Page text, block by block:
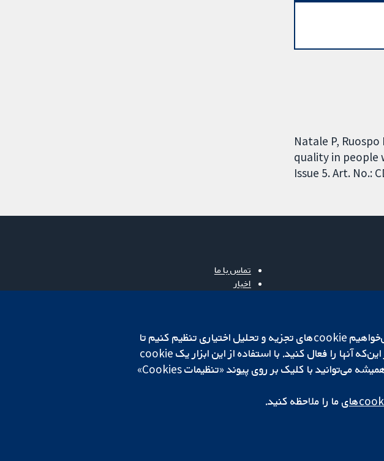
Natale P,
quality in people
Issue 5. Art. No.:
تماس با ما
اخبار
Cochrane Library
ما برای کارکردن وب‌گاه از cookie‌های لازم استفاده می‌کنیم. ما همچنین می‌خواهیم cookie‌های تجزیه و تحلیل اختیاری تنظیم کنیم تا
روی دستگاه شما تنظیم می‌شود تا تنظیمات منتخب شما را به خاطر بسپارد. همیشه می‌توانید با کلیک بر روی پیوند «تنظیمات Cookies»
ما را ملاحظه کنید.